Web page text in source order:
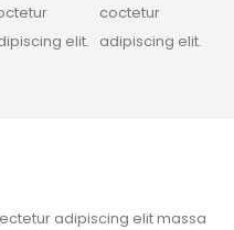
elit.
coctetur
adipiscing elit.
adipiscing elit massa